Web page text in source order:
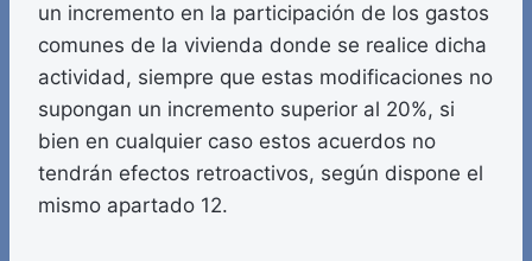
un incremento en la participación de los gastos
comunes de la vivienda donde se realice dicha
actividad, siempre que estas modificaciones no
supongan un incremento superior al 20%, si
bien en cualquier caso estos acuerdos no
tendrán efectos retroactivos, según dispone el
mismo apartado 12.